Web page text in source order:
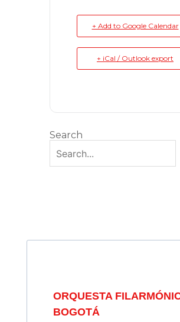
+ Add to Google Calendar
+ iCal / Outlook export
Search
ORQUESTA
BOGOTÁ